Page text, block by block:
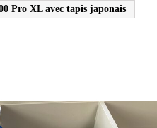
Pro XL avec tapis japonais